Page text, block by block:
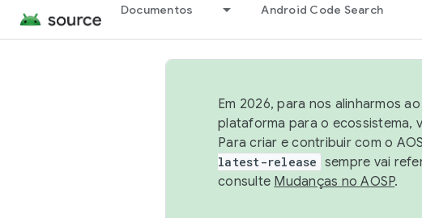
Documentos Android Code Search
Em 2026, para nos alinharmos
plataforma para o ecossistema,
Para criar e contribuir com o
latest-release sempre vai
consulte Mudanças no AOSP.